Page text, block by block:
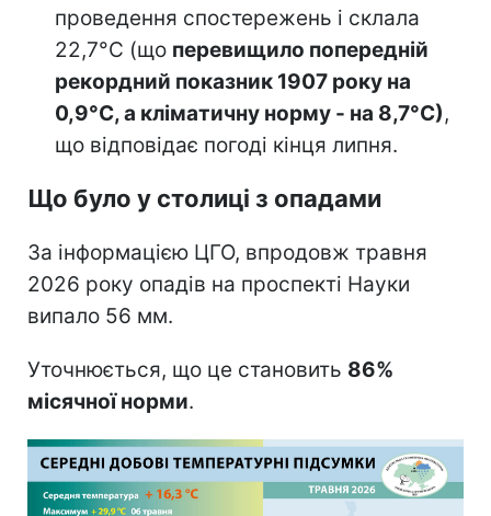
проведення спостережень і склала
22,7°С (що перевищило попередній
рекордний показник 1907 року на
0,9°С, а кліматичну норму - на 8,7°С),
що відповідає погоді кінця липня.
Що було у столиці з опадами
За інформацією ЦГО, впродовж травня
2026 року опадів на проспекті Науки
випало 56 мм.
Уточнюється, що це становить 86%
місячної норми.